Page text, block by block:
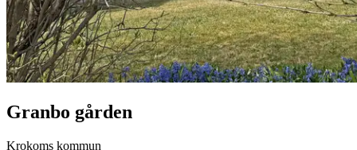
Granbo gården
Krokoms kommun